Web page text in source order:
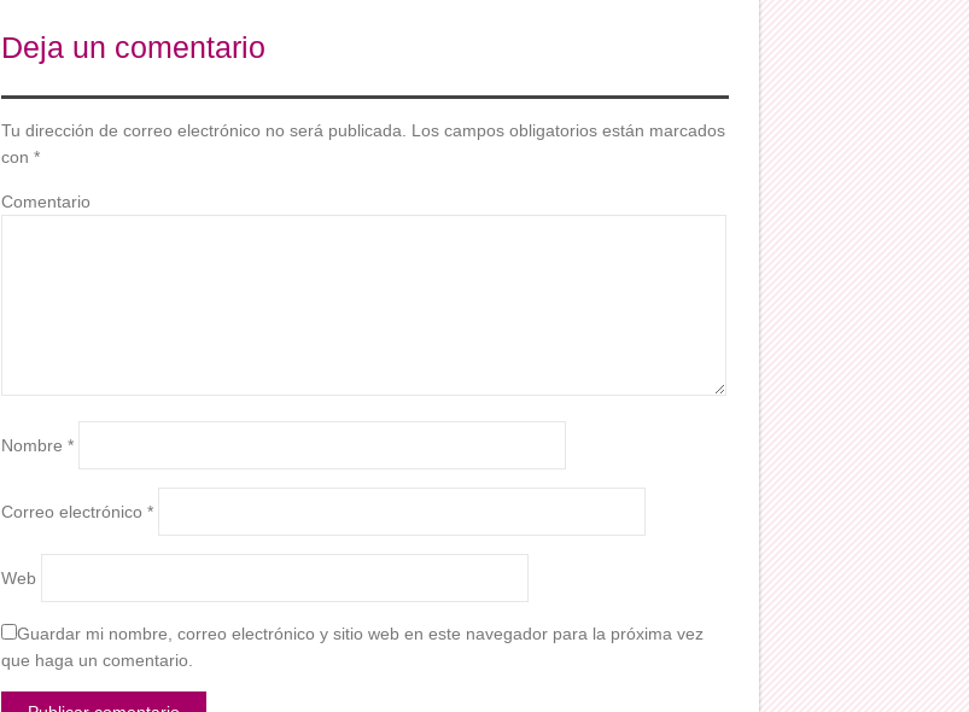
Deja un comentario
Tu dirección de correo electrónico no será publicada.
Los campos obligatorios están marcados
con *
Comentario
Nombre *
Correo electrónico *
Web
Guardar mi nombre, correo electrónico y sitio web en este navegador para la próxima vez
que haga un comentario.